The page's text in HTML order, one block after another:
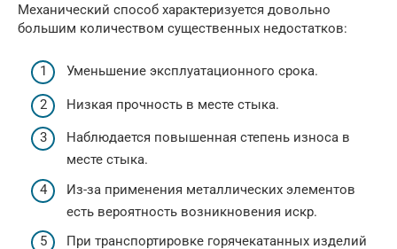
Механический способ характеризуется довольно
большим количеством существенных недостатков:
Уменьшение эксплуатационного срока.
Низкая прочность в месте стыка.
Наблюдается повышенная степень износа в
месте стыка.
Из-за применения металлических элементов
есть вероятность возникновения искр.
При транспортировке горячекатанных изделий